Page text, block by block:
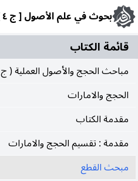
بحوث في علم الأصول [ ج ٤ ]
قائمة الکتاب
مباحث الحجج والأصول العملية ( ج 1 )
الحجج والامارات
مقدمة الكتاب
مقدمة : تقسيم الحجج والامارات
مبحث القطع
مباحث الحجج